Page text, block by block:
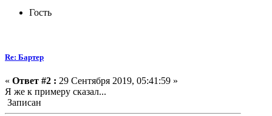
Гость
Re: Бартер
« Ответ #2 : 29 Сентября 2019, 05:41:59 »
Я же к примеру сказал...
Записан